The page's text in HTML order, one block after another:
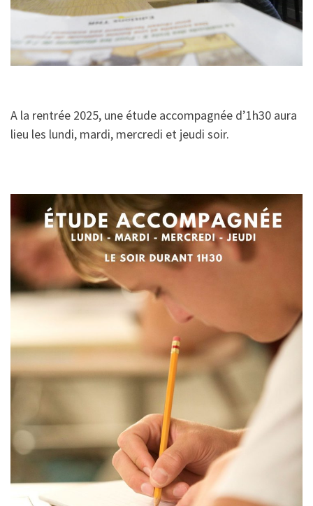
A la rentrée 2025, une étude accompagnée d’1h30 aura
lieu les lundi, mardi, mercredi et jeudi soir.